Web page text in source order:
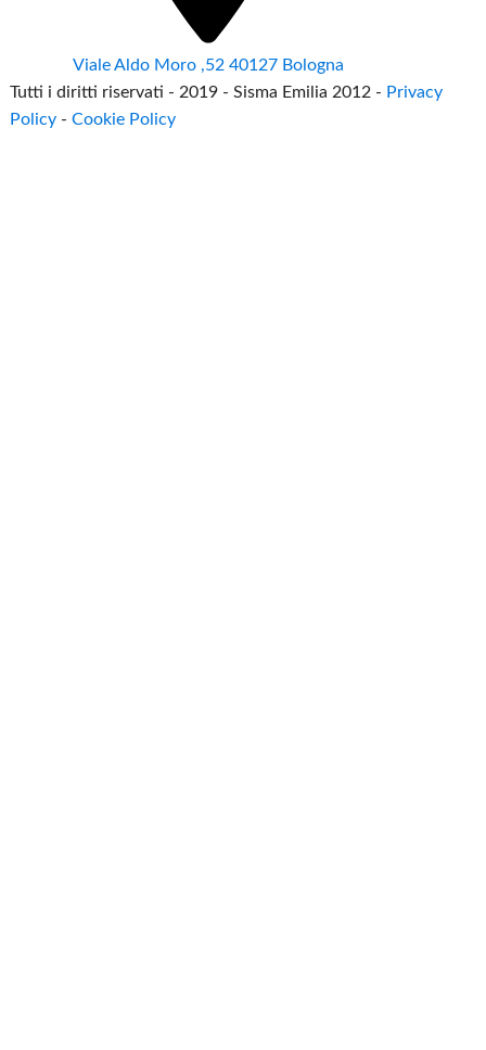
Viale Aldo Moro ,52 40127 Bologna
Tutti i diritti riservati - 2019 - Sisma Emilia 2012 - Privacy
Policy -Cookie Policy